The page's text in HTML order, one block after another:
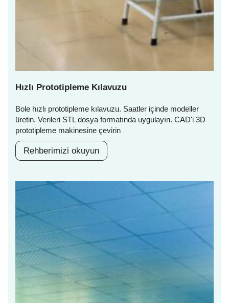
Hızlı Prototipleme Kılavuzu
Bole hızlı prototipleme kılavuzu. Saatler içinde modeller
üretin. Verileri STL dosya formatında uygulayın. CAD'i 3D
prototipleme makinesine çevirin
Rehberimizi okuyun